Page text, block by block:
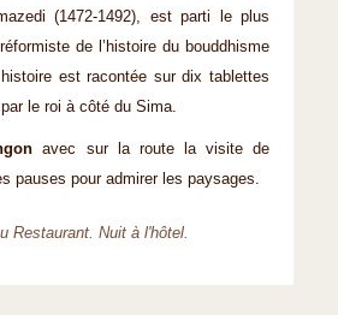
(1472-1492), est parti le plus
de l’histoire du bouddhisme
est racontée sur dix tablettes
le roi à côté du Sima.
avec sur la route la visite de
pauses pour admirer les paysages.
Restaurant. Nuit à l'hôtel.